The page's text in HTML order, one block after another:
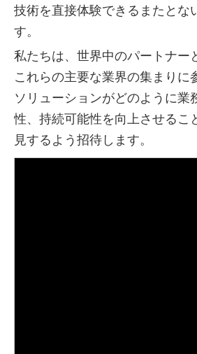
技術を直接体験できるまたとな
す。
私たちは、世界中のパートナー
これらの主要な業界の集まりに
ソリューションがどのように業
性、持続可能性を向上させるこ
見するよう招待します。